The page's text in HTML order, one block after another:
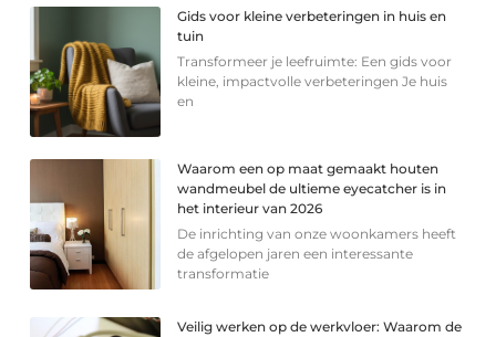
Gids voor kleine verbeteringen in huis en
tuin
Transformeer je leefruimte: Een gids voor
kleine, impactvolle verbeteringen Je huis
en
Waarom een op maat gemaakt houten
wandmeubel de ultieme eyecatcher is in
het interieur van 2026
De inrichting van onze woonkamers heeft
de afgelopen jaren een interessante
transformatie
Veilig werken op de werkvloer: Waarom de